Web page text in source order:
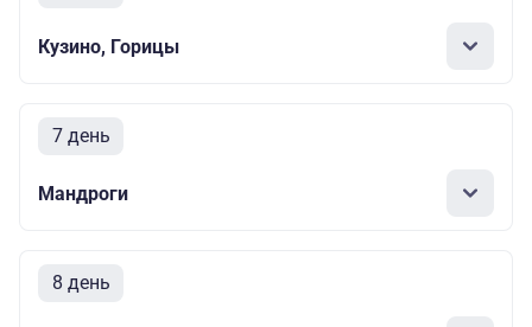
Кузино, Горицы
7 день
Мандроги
8 день